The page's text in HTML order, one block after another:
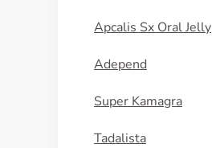
Apcalis Sx Oral Jelly
Adepend
Super Kamagra
Tadalista